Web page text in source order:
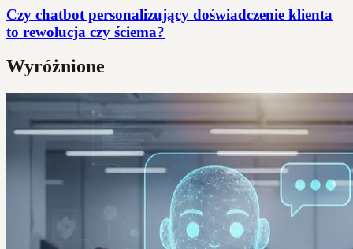
Czy chatbot personalizujący doświadczenie klienta
to rewolucja czy ściema?
Wyróżnione